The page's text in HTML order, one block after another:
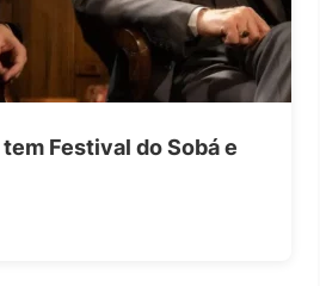
Festival do Sobá e